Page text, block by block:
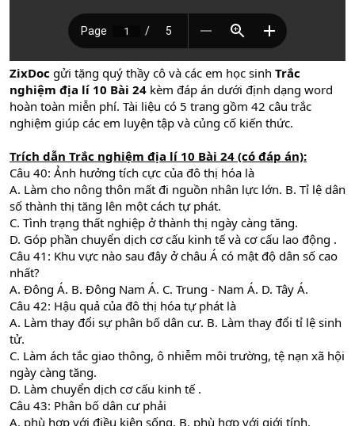
ZixDoc gửi tặng quý thầy cô và các em học sinh Trắc
nghiệm địa lí 10 Bài 24 kèm đáp án dưới định dạng word
hoàn toàn miễn phí. Tài liệu có 5 trang gồm 42 câu trắc
nghiệm giúp các em luyện tập và củng cố kiến thức.
Trích dẫn Trắc nghiệm địa lí 10 Bài 24 (có đáp án):
Câu 40: Ảnh hưởng tích cực của đô thị hóa là
A. Làm cho nông thôn mất đi nguồn nhân lực lớn. B. Tỉ lệ dân
số thành thị tăng lên một cách tự phát.
C. Tình trạng thất nghiệp ở thành thị ngày càng tăng.
D. Góp phần chuyển dịch cơ cấu kinh tế và cơ cấu lao động .
Câu 41: Khu vực nào sau đây ở châu Á có mật độ dân số cao
nhất?
A. Đông Á. B. Đông Nam Á. C. Trung - Nam Á. D. Tây Á.
Câu 42: Hậu quả của đô thị hóa tự phát là
A. Làm thay đổi sự phân bố dân cư. B. Làm thay đổi tỉ lệ sinh
tử.
C. Làm ách tắc giao thông, ô nhiễm môi trường, tệ nạn xã hội
ngày càng tăng.
D. Làm chuyển dịch cơ cấu kinh tế .
Câu 43: Phân bố dân cư phải
A. phù hợp với điều kiện sống. B. phù hợp với giới tính.